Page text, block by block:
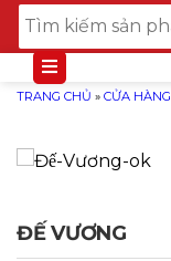
TRANG CHỦ » CỬA HÀNG
ĐẾ VƯƠNG